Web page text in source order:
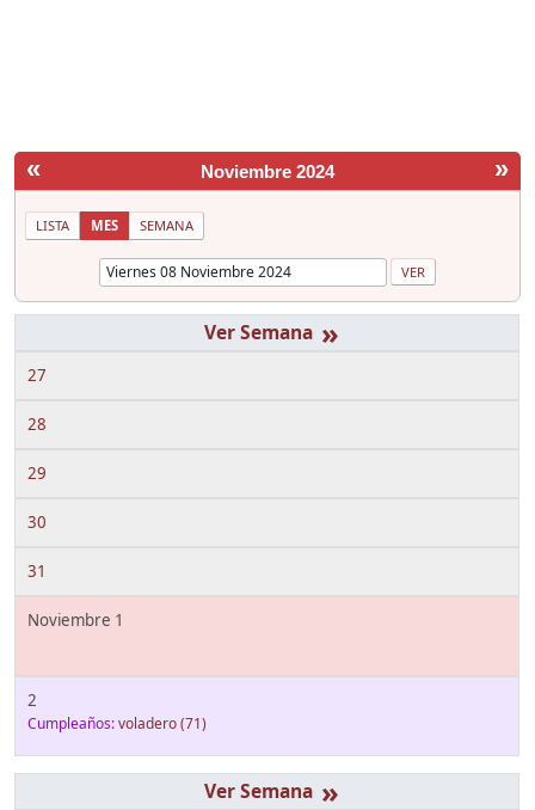
« »
Noviembre 2024
LISTA MES SEMANA
»
27
28
29
30
31
Noviembre 1
2
Cumpleaños:voladero(71)
»